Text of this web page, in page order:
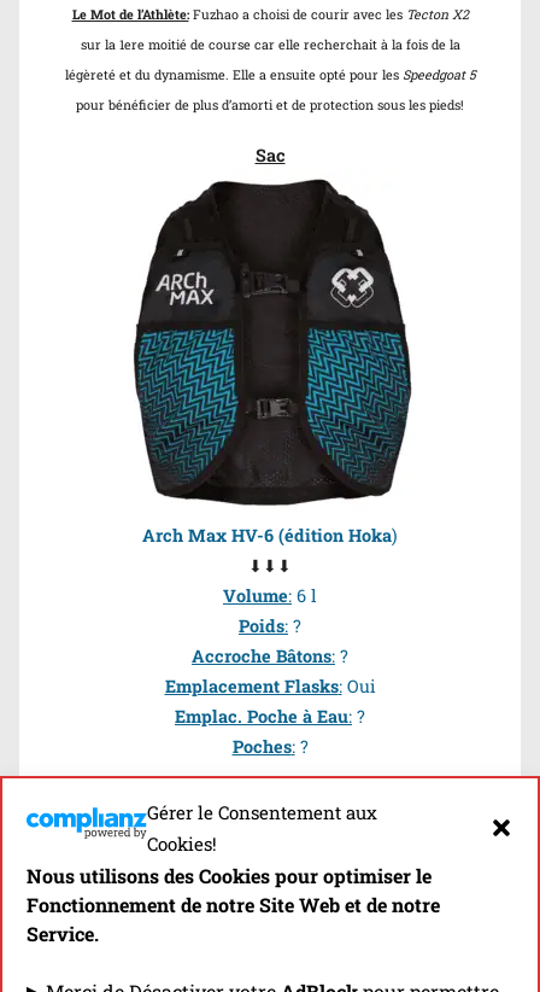
Gérer le Consentement aux
Cookies!
Nous utilisons des Cookies pour optimiser le
Fonctionnement de notre Site Web et de notre
Service.
Le Mot de l’Athlète:Fuzhao a choisi de courir avec les Tecton X2
sur la 1ere moitié de course car elle recherchait à la fois de la
légèreté et du dynamisme. Elle a ensuite opté pour les Speedgoat 5
pour bénéficier de plus d’amorti et de protection sous les pieds!
Sac
Arch Max HV-6 (édition Hoka)
⬇⬇⬇
Volume: 6 l
Poids: ?
Accroche Bâtons: ?
Emplacement Flasks:Oui
Emplac. Poche à Eau: ?
Poches:?
Précisions:C’est un modèle propre aux athlètes de
développé avec la marque espagnole
5eme– Maite Maiora (Espagne)